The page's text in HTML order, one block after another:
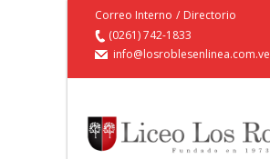
Correo Interno / Directorio
(0261) 742-1833
info@losroblesenlinea.com.ve